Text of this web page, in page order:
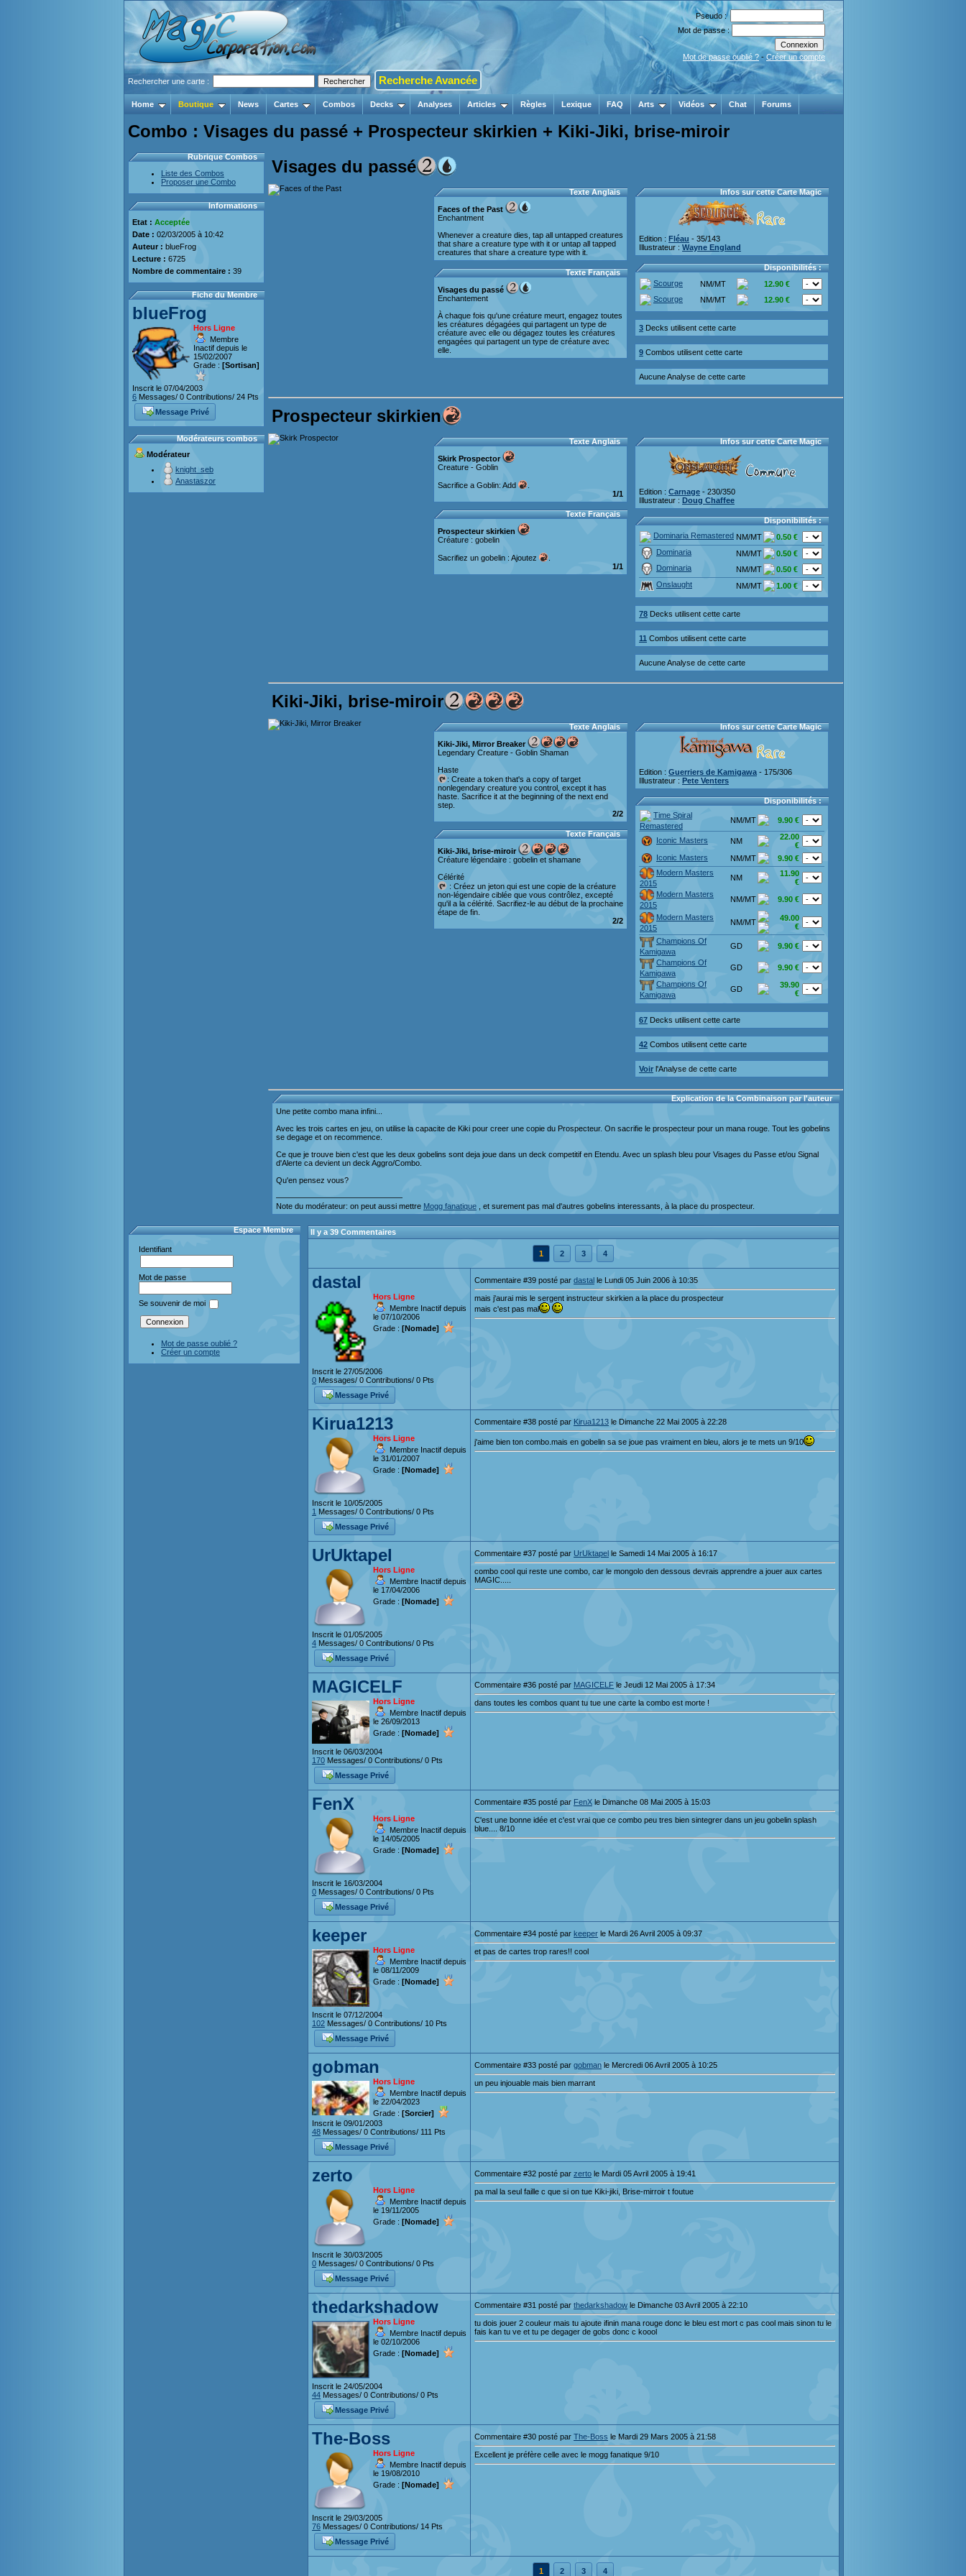
Pseudo :
Mot de passe :
Mot de passe oublié ? - Créer un compte
Rechercher une carte : Recherche Avancée
Home Boutique News Cartes Combos Decks Analyses Articles Règles Lexique FAQ Arts Vidéos Chat Forums
Combo : Visages du passé + Prospecteur skirkien + Kiki-Jiki, brise-miroir
Rubrique Combos
Liste des Combos
Proposer une Combo
Informations
Etat : Acceptée
Date : 02/03/2005 à 10:42
Auteur : blueFrog
Lecture : 6725
Nombre de commentaire : 39
Fiche du Membre
blueFrog
Hors Ligne
Membre
Inactif depuis le
15/02/2007
Grade : [Sortisan]
Inscrit le 07/04/2003
6 Messages/ 0 Contributions/ 24 Pts
Message Privé
Modérateurs combos
Modérateur
knight_seb
Anastaszor
Visages du passé
Texte Anglais
Faces of the Past
Enchantment
Whenever a creature dies, tap all untapped creatures
that share a creature type with it or untap all tapped
creatures that share a creature type with it.
Texte Français
Visages du passé
Enchantement
À chaque fois qu'une créature meurt, engagez toutes
les créatures dégagées qui partagent un type de
créature avec elle ou dégagez toutes les créatures
engagées qui partagent un type de créature avec
elle.
Infos sur cette Carte Magic
Edition : Fléau - 35/143
Illustrateur : Wayne England
Disponibilités :
Scourge
NM/MT
12.90 €
Scourge
NM/MT 12.90 €
3 Decks utilisent cette carte
9 Combos utilisent cette carte
Aucune Analyse de cette carte
Prospecteur skirkien
Texte Anglais
Skirk Prospector
Creature - Goblin
Sacrifice a Goblin: Add
1/1
Texte Français
Prospecteur skirkien
Créature : gobelin
Sacrifiez un gobelin : Ajoutez
1/1
Infos sur cette Carte Magic
Edition : Carnage - 230/350
Illustrateur : Doug Chaffee
Disponibilités :
Dominaria Remastered NM/MT
0.50 €
Dominaria
NM/MT
0.50 €
Dominaria
NM/MT
0.50 €
Onslaught
NM/MT 1.00 €
78 Decks utilisent cette carte
11 Combos utilisent cette carte
Aucune Analyse de cette carte
Kiki-Jiki, brise-miroir
Texte Anglais
Kiki-Jiki, Mirror Breaker
Legendary Creature - Goblin Shaman
Haste
: Create a token that's a copy of target
nonlegendary creature you control, except it has
haste. Sacrifice it at the beginning of the next end
step.
2/2
Texte Français
Kiki-Jiki, brise-miroir
Créature légendaire : gobelin et shamane
Célérité
: Créez un jeton qui est une copie de la créature
non-légendaire ciblée que vous contrôlez, excepté
qu'il a la célérité. Sacrifiez-le au début de la prochaine
étape de fin.
2/2
Infos sur cette Carte Magic
Edition : Guerriers de Kamigawa - 175/306
Illustrateur : Pete Venters
Disponibilités :
Time Spiral
Remastered
NM/MT 9.90 €
Iconic Masters NM
22.00
€
Iconic Masters
NM/MT
9.90 €
Modern Masters
2015
NM
11.90
€
Modern Masters
2015
NM/MT 9.90 €
Modern Masters
2015
NM/MT
49.00
€
Champions Of
Kamigawa
GD
9.90 €
Champions Of
Kamigawa
GD
9.90 €
Champions Of
Kamigawa
GD
39.90
€
67 Decks utilisent cette carte
42 Combos utilisent cette carte
Voir l'Analyse de cette carte
Explication de la Combinaison par l'auteur
Une petite combo mana infini...
Avec les trois cartes en jeu, on utilise la capacite de Kiki pour creer une copie du Prospecteur. On sacrifie le prospecteur pour un mana rouge. Tout les gobelins
se degage et on recommence.
Ce que je trouve bien c'est que les deux gobelins sont deja joue dans un deck competitif en Etendu. Avec un splash bleu pour Visages du Passe et/ou Signal
d'Alerte ca devient un deck Aggro/Combo.
Qu'en pensez vous?
————————————————
Note du modérateur: on peut aussi mettre Mogg fanatique , et surement pas mal d'autres gobelins interessants, à la place du prospecteur.
Espace Membre
Identifiant
Mot de passe
Se souvenir de moi
Mot de passe oublié ?
Créer un compte
Il y a 39 Commentaires
1 2 3 4
dastal
Hors Ligne
Membre Inactif depuis
le 07/10/2006
Grade : [Nomade]
Inscrit le 27/05/2006
0 Messages/ 0 Contributions/ 0 Pts
Message Privé
Commentaire #39 posté par dastal le Lundi 05 Juin 2006 à 10:35
mais j'aurai mis le sergent instructeur skirkien a la place du prospecteur
mais c'est pas mal
Kirua1213
Hors Ligne
Membre Inactif depuis
le 31/01/2007
Grade : [Nomade]
Inscrit le 10/05/2005
1 Messages/ 0 Contributions/ 0 Pts
Message Privé
Commentaire #38 posté par Kirua1213 le Dimanche 22 Mai 2005 à 22:28
j'aime bien ton combo.mais en gobelin sa se joue pas vraiment en bleu, alors je te mets un 9/10
UrUktapel
Hors Ligne
Membre Inactif depuis
le 17/04/2006
Grade : [Nomade]
Inscrit le 01/05/2005
4 Messages/ 0 Contributions/ 0 Pts
Message Privé
Commentaire #37 posté par UrUktapel le Samedi 14 Mai 2005 à 16:17
combo cool qui reste une combo, car le mongolo den dessous devrais apprendre a jouer aux cartes
MAGIC.....
MAGICELF
Hors Ligne
Membre Inactif depuis
le 26/09/2013
Grade : [Nomade]
Inscrit le 06/03/2004
170 Messages/ 0 Contributions/ 0 Pts
Message Privé
Commentaire #36 posté par MAGICELF le Jeudi 12 Mai 2005 à 17:34
dans toutes les combos quant tu tue une carte la combo est morte !
FenX
Hors Ligne
Membre Inactif depuis
le 14/05/2005
Grade : [Nomade]
Inscrit le 16/03/2004
0 Messages/ 0 Contributions/ 0 Pts
Message Privé
Commentaire #35 posté par FenX le Dimanche 08 Mai 2005 à 15:03
C'est une bonne idée et c'est vrai que ce combo peu tres bien sintegrer dans un jeu gobelin splash
blue.... 8/10
keeper
Hors Ligne
Membre Inactif depuis
le 08/11/2009
Grade : [Nomade]
Inscrit le 07/12/2004
102 Messages/ 0 Contributions/ 10 Pts
Message Privé
Commentaire #34 posté par keeper le Mardi 26 Avril 2005 à 09:37
et pas de cartes trop rares!! cool
gobman
Hors Ligne
Membre Inactif depuis
le 22/04/2023
Grade : [Sorcier]
Inscrit le 09/01/2003
48 Messages/ 0 Contributions/ 111 Pts
Message Privé
Commentaire #33 posté par gobman le Mercredi 06 Avril 2005 à 10:25
un peu injouable mais bien marrant
zerto
Hors Ligne
Membre Inactif depuis
le 19/11/2005
Grade : [Nomade]
Inscrit le 30/03/2005
0 Messages/ 0 Contributions/ 0 Pts
Message Privé
Commentaire #32 posté par zerto le Mardi 05 Avril 2005 à 19:41
pa mal la seul faille c que si on tue Kiki-jiki, Brise-mirroir t foutue
thedarkshadow
Hors Ligne
Membre Inactif depuis
le 02/10/2006
Grade : [Nomade]
Inscrit le 24/05/2004
44 Messages/ 0 Contributions/ 0 Pts
Message Privé
Commentaire #31 posté par thedarkshadow le Dimanche 03 Avril 2005 à 22:10
tu dois jouer 2 couleur mais tu ajoute ifinin mana rouge donc le bleu est mort c pas cool mais sinon tu le
fais kan tu ve et tu pe degager de gobs donc c koool
The-Boss
Hors Ligne
Membre Inactif depuis
le 19/08/2010
Grade : [Nomade]
Inscrit le 29/03/2005
76 Messages/ 0 Contributions/ 14 Pts
Message Privé
Commentaire #30 posté par The-Boss le Mardi 29 Mars 2005 à 21:58
Excellent je préfère celle avec le mogg fanatique 9/10
1 2 3 4